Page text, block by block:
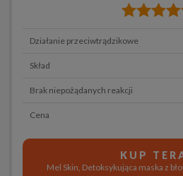
Działanie przeciwtrądzikowe
Skład
Brak niepożądanych reakcji
Cena
KUP
Mel Skin, Detoksykująca maska z